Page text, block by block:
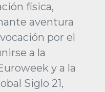
física,
aventura
por el
a la
y a la
Siglo 21,